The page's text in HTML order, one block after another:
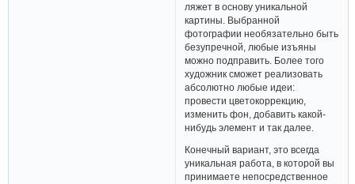
ляжет в основу уникальной
картины. Выбранной
фотографии необязательно быть
безупречной, любые изъяны
можно подправить. Более того
художник сможет реализовать
абсолютно любые идеи:
провести цветокоррекцию,
изменить фон, добавить какой-
нибудь элемент и так далее.
Конечный вариант, это всегда
уникальная работа, в которой вы
принимаете непосредственное